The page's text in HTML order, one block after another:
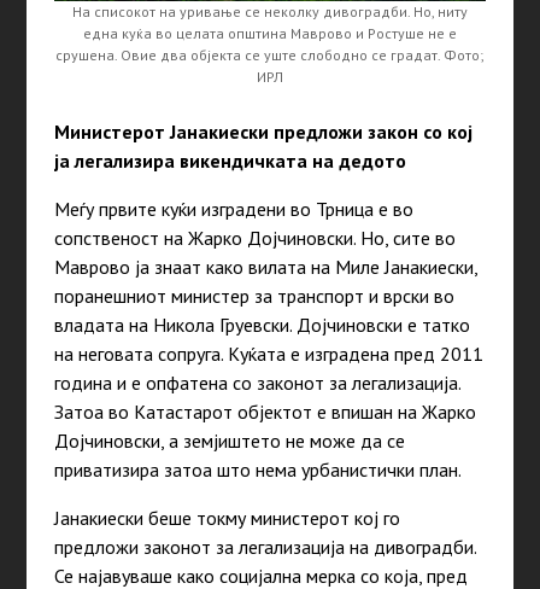
На списокот на уривање се неколку дивоградби. Но, ниту
една куќа во целата општина Маврово и Ростуше не е
срушена. Овие два објекта се уште слободно се градат. Фото;
ИРЛ
Министерот Јанакиески предложи закон со кој
ја легализира викендичката на дедото
Меѓу првите куќи изградени во Трница е во
сопственост на Жарко Дојчиновски. Но, сите во
Маврово ја знаат како вилата на Миле Јанакиески,
поранешниот министер за транспорт и врски во
владата на Никола Груевски. Дојчиновски е татко
на неговата сопруга. Куќата е изградена пред 2011
година и е опфатена со законот за легализација.
Затоа во Катастарот објектот е впишан на Жарко
Дојчиновски, а земјиштето не може да се
приватизира затоа што нема урбанистички план.
Јанакиески беше токму министерот кој го
предложи законот за легализација на дивоградби.
Се најавуваше како социјална мерка со која, пред